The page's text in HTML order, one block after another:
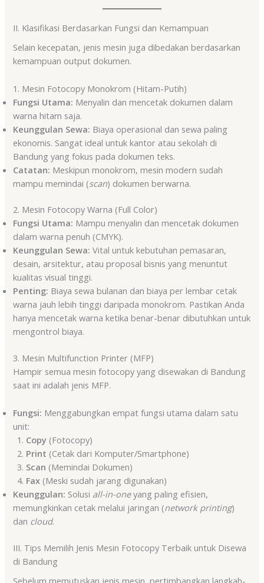
II. Klasifikasi Berdasarkan Fungsi dan Kemampuan
Selain kecepatan, jenis mesin juga dibedakan berdasarkan
kemampuan output dokumen.
1. Mesin Fotocopy Monokrom (Hitam-Putih)
Fungsi Utama: Menyalin dan mencetak dokumen dalam
warna hitam saja.
Keunggulan Sewa: Biaya operasional dan sewa paling
ekonomis. Sangat ideal untuk kantor atau sekolah di
Bandung yang fokus pada dokumen teks.
Catatan: Meskipun monokrom, mesin modern sudah
mampu memindai (scan) dokumen berwarna.
2. Mesin Fotocopy Warna (Full Color)
Fungsi Utama: Mampu menyalin dan mencetak dokumen
dalam warna penuh (CMYK).
Keunggulan Sewa: Vital untuk kebutuhan pemasaran,
desain, arsitektur, atau proposal bisnis yang menuntut
kualitas visual tinggi.
Penting: Biaya sewa bulanan dan biaya per lembar cetak
warna jauh lebih tinggi daripada monokrom. Pastikan Anda
hanya mencetak warna ketika benar-benar dibutuhkan untuk
mengontrol biaya.
3. Mesin Multifunction Printer (MFP)
Hampir semua mesin fotocopy yang disewakan di Bandung
saat ini adalah jenis MFP.
Fungsi: Menggabungkan empat fungsi utama dalam satu
unit:
Copy (Fotocopy)
Print (Cetak dari Komputer/Smartphone)
Scan (Memindai Dokumen)
Fax (Meski sudah jarang digunakan)
Keunggulan: Solusi all-in-oneyang paling efisien,
memungkinkan cetak melalui jaringan (network printing)
dan cloud.
III. Tips Memilih Jenis Mesin Fotocopy Terbaik untuk Disewa
di Bandung
Sebelum memutuskan jenis mesin, pertimbangkan langkah-